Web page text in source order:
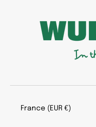
France (EUR €)